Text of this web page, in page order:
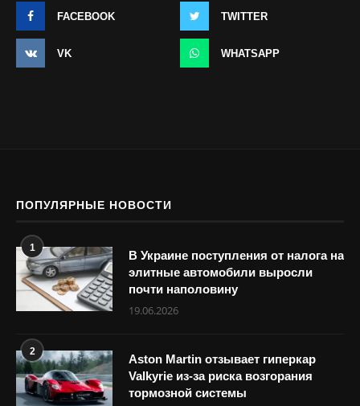
FACEBOOK TWITTER
VK WHATSAPP
ПОПУЛЯРНЫЕ НОВОСТИ
1
В Украине поступления от налога на
элитные автомобили выросли
почти наполовину
19.06.2026
2
Aston Martin отзывает гиперкар
Valkyrie из-за риска возгорания
тормозной системы